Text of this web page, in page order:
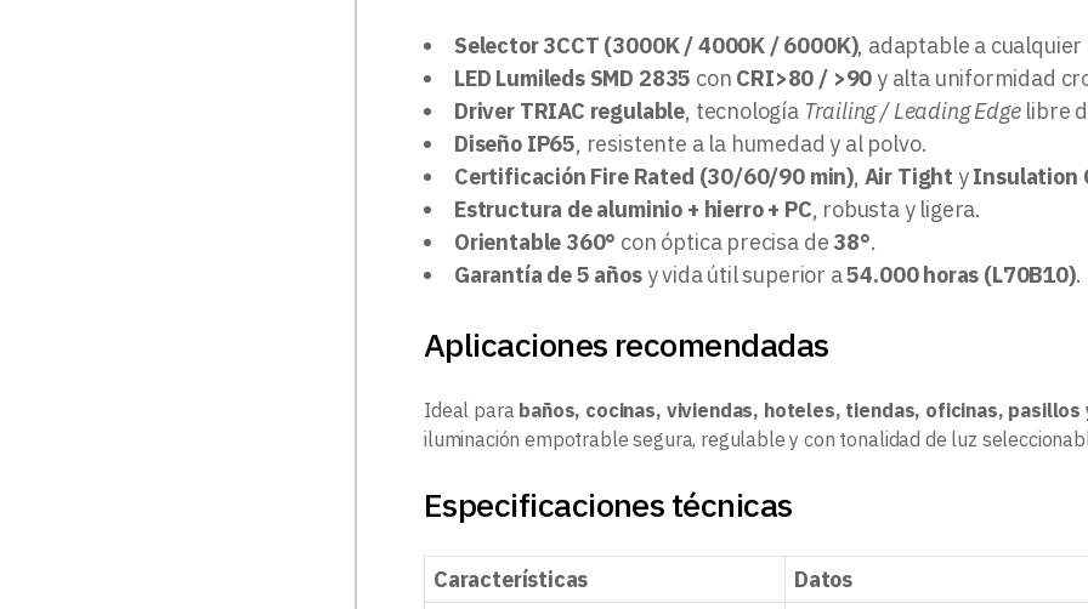
Selector 3CCT (3000K / 4000K / 6000K), adaptable a
LED Lumileds SMD 2835 con CRI>80 / >90 y alta uniformidad
Driver TRIAC regulable, tecnología Trailing / Leading Edgelibre
Diseño IP65, resistente a la humedad y al polvo.
Certificación Fire Rated (30/60/90 min), Air Tight yInsulation
Estructura de aluminio + hierro + PC, robusta y ligera.
Orientable 360° con óptica precisa de 38°.
Garantía de 5 añosy vida útil superior a54.000 horas (L70B10).
Aplicaciones recomendadas
Ideal para baños, cocinas, viviendas, hoteles, tiendas, oficinas, pasillos
iluminación empotrable segura, regulable y con tonalidad de luz
Especificaciones técnicas
Características
Datos